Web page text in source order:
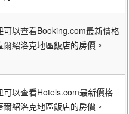
可以查看Booking.com最新價格
紹洛克地區飯店的房價。
可以查看Hotels.com最新價格
紹洛克地區飯店的房價。